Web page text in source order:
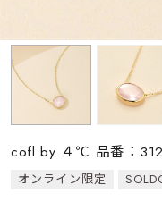
誕生石
モチーフ
石の色
cofl by ４℃ 品番：
オンライン限定